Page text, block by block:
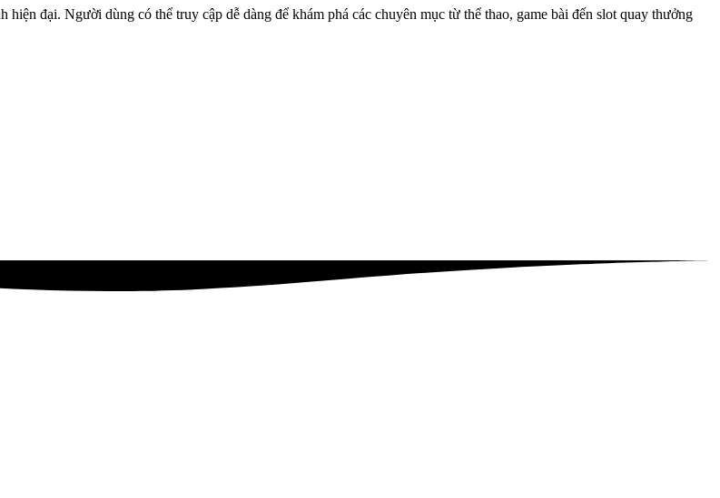
đại. Người dùng có thể truy cập dễ dàng để khám phá các chuyên mục từ thể thao, game bài đến slot quay thưởng